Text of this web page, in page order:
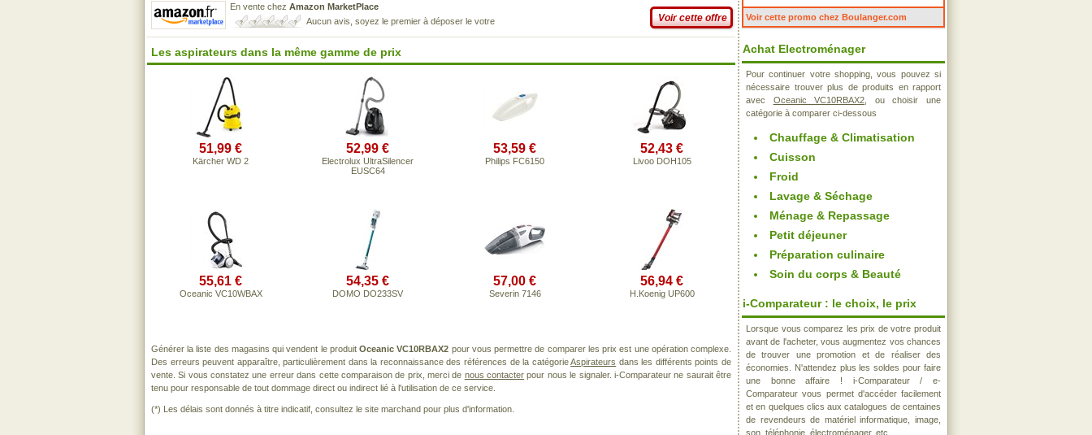
En vente chez Amazon MarketPlace
Aucun avis, soyez le premier à déposer le votre
Voir cette offre
Les aspirateurs dans la même gamme de prix
51,99 €
Kärcher WD 2
52,99 €
Electrolux UltraSilencer
EUSC64
53,59 €
Philips FC6150
52,43 €
Livoo DOH105
55,61 €
Oceanic VC10WBAX
54,35 €
DOMO DO233SV
57,00 €
Severin 7146
56,94 €
H.Koenig UP600
Générer la liste des magasins qui vendent le produitOceanic VC10RBAX2 pour vous permettre de comparer les prix est une opération complexe.
Des erreurs peuvent apparaître, particulièrement dans la reconnaissance des références de la catégorieAspirateurs dans les différents points de
vente. Si vous constatez une erreur dans cette comparaison de prix, merci de nous contacter pour nous le signaler. i-Comparateur ne saurait être
tenu pour responsable de tout dommage direct ou indirect lié à l'utilisation de ce service.
(*) Les délais sont donnés à titre indicatif, consultez le site marchand pour plus d'information.
Voir cette promo chez Boulanger.com
Achat Electroménager
Pour continuer votre shopping, vous pouvez si
nécessaire trouver plus de produits en rapport
avec Oceanic VC10RBAX2 , ou choisir une
catégorie à comparer ci-dessous
Chauffage & Climatisation
Cuisson
Froid
Lavage & Séchage
Ménage & Repassage
Petit déjeuner
Préparation culinaire
Soin du corps & Beauté
i-Comparateur : le choix, le prix
Lorsque vous comparez les prix de votre produit
avant de l'acheter, vous augmentez vos chances
de trouver une promotion et de réaliser des
économies. N'attendez plus les soldes pour faire
une bonne affaire ! i-Comparateur / e-
Comparateur vous permet d'accéder facilement
et en quelques clics aux catalogues de centaines
de revendeurs de matériel informatique, image,
son, téléphonie, électroménager, etc..